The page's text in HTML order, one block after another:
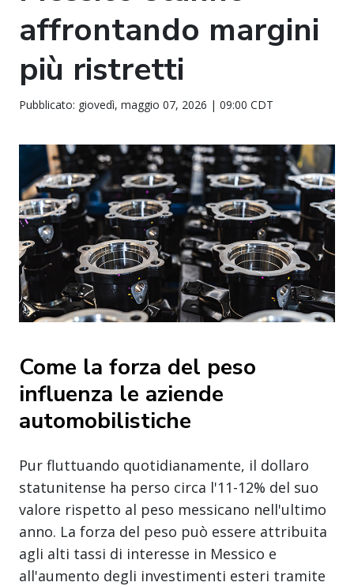
affrontando margini
più ristretti
Pubblicato: giovedì, maggio 07, 2026 | 09:00 CDT
Come la forza del peso
influenza le aziende
automobilistiche
Pur fluttuando quotidianamente, il dollaro
statunitense ha perso circa l'11-12% del suo
valore rispetto al peso messicano nell'ultimo
anno. La forza del peso può essere attribuita
agli alti tassi di interesse in Messico e
all'aumento degli investimenti esteri tramite